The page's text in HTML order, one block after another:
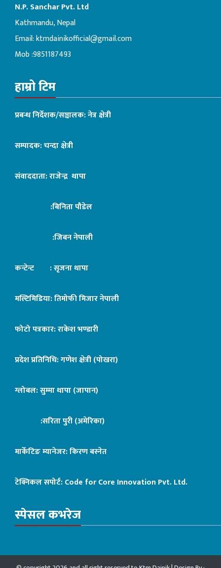
N.P. Sanchar Pvt. Ltd
Kathmandu, Nepal
Email:ktmdainikofficial@gmail.com
Mob :9851187493
हाम्रो टिम
प्रबन्ध निर्देशक/सञ्चालक: नेत्र क्षेत्री
सम्पादक: चन्दा क्षेत्री
संवाददाता: राजेन्द्र थापा
:बिनिता पौडेल
:जिबन नेपाली
कन्टेन्ट : सृजना थापा
मल्टिमिडिया: तिमोफी मिजार नेपाली
फोटो पत्रकार: राकेश भण्डारी
प्रदेश प्रतिनिधि: गणेश क्षेत्री (पोखरा)
ग्लोबल: सुम्मा थापा (जापान)
:सरिता पुरी (अमेरिका)
मार्केटिङ म्यानेजर: किरण बस्नेत
टेक्निकल सपोर्ट:Code for Core Innovation Pvt. Ltd.
स्पेसल कभरेज